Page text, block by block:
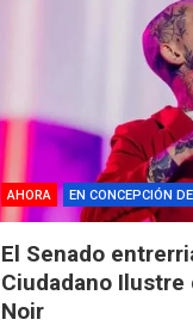
AHORA EN CONCEPCIÓN
El Senado
Ciudadano Ilustre
Noir